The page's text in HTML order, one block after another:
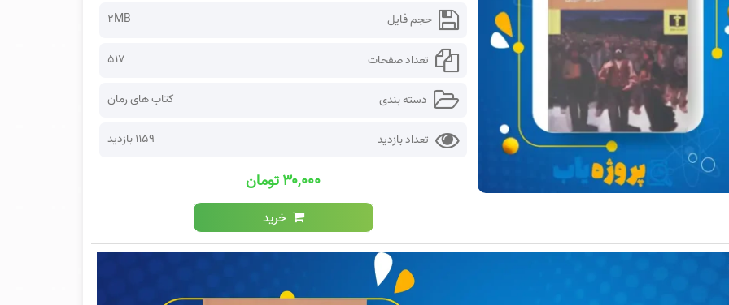
حجم فایل 2MB
تعداد صفحات 517
دسته بندی کتاب های رمان
تعداد بازدید 1159 بازدید
۳۰,۰۰۰ تومان
خرید